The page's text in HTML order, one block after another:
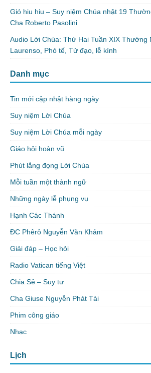
Gió hiu hiu – Suy niệm Chúa nhật 19
Cha Roberto Pasolini
Audio Lời Chúa: Thứ Hai Tuần XIX Thường
Laurenso, Phó tế, Tử đạo, lễ kính
Danh mục
Tin mới cập nhật hàng ngày
Suy niệm Lời Chúa
Suy niệm Lời Chúa mỗi ngày
Giáo hội hoàn vũ
Phút lắng đọng Lời Chúa
Mỗi tuần một thành ngữ
Những ngày lễ phụng vụ
Hạnh Các Thánh
ĐC Phêrô Nguyễn Văn Khảm
Giải đáp – Học hỏi
Radio Vatican tiếng Việt
Chia Sẻ – Suy tư
Cha Giuse Nguyễn Phát Tài
Phim công giáo
Nhạc
Lịch